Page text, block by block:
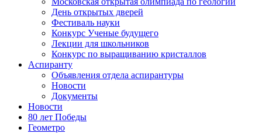
День открытых дверей
Фестиваль науки
Конкурс Ученые будущего
Лекции для школьников
Конкурс по выращиванию кристаллов
Аспиранту
Объявления отдела аспирантуры
Новости
Документы
Новости
80 лет Победы
Геометро